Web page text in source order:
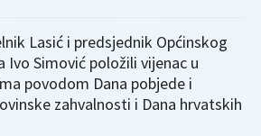
Lasić i predsjednik Općinskog
Ivo Simović položili vijenac u
povodom Dana pobjede i
zahvalnosti i Dana hrvatskih